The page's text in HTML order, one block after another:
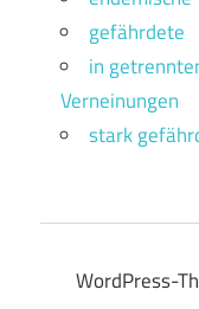
gefährdete
in
Verneinungen
stark
WordPress-